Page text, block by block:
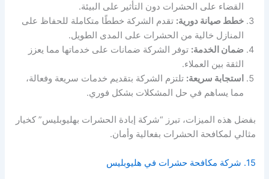
القضاء على الحشرات دون التأثير على البيئة.
خطط صيانة دورية: تقدم الشركة خططًا متكاملة للحفاظ على
المنازل خالية من الحشرات على المدى الطويل.
ضمان الخدمة: توفر الشركة ضمانات على خدماتها مما يعزز
الثقة بين العملاء.
استجابة سريعة: تلتزم الشركة بتقديم خدمات سريعة وفعالة،
مما يساهم في حل المشكلات بشكل فوري.
بفضل هذه الميزات، تبرز “شركة إبادة الحشرات بهليوبليس” كخيار
مثالي لمكافحة الحشرات بفعالية وأمان.
15. شركة مكافحة حشرات في هليوبليس